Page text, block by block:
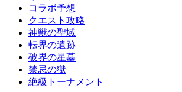
コラボ予想
クエスト攻略
神獣の聖域
転界の遺跡
破界の星墓
禁忌の獄
絶級トーナメント